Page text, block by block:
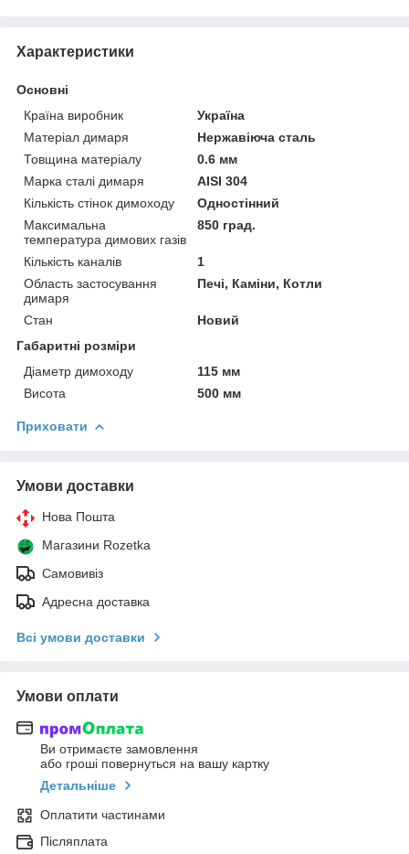
Характеристики
Основні
Країна виробник
Україна
Матеріал димаря
Нержавіюча сталь
Товщина матеріалу
0.6 мм
Марка сталі димаря
AISI 304
Кількість стінок димоходу
Одностінний
Максимальна
температура димових газів
850 град.
Кількість каналів
1
Область застосування
димаря
Печі, Каміни, Котли
Стан
Новий
Габаритні розміри
Діаметр димоходу
115 мм
Висота
500 мм
Приховати
Умови доставки
Нова Пошта
Магазини Rozetka
Самовивіз
Адресна доставка
Всі умови доставки
Умови оплати
Ви отримаєте замовлення
або гроші повернуться на вашу картку
Детальніше
Оплатити частинами
Післяплата